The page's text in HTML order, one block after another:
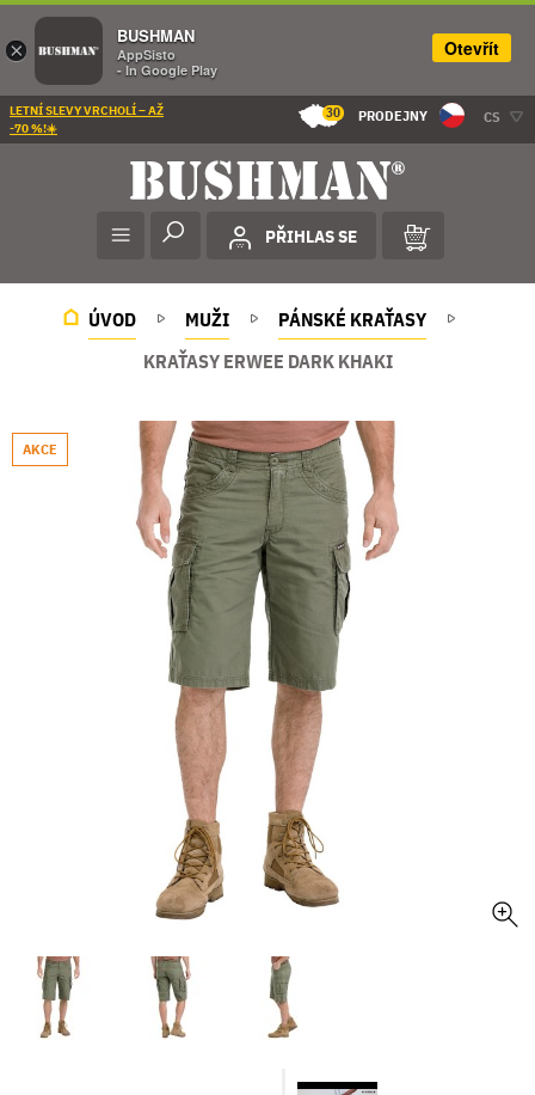
LETNÍ SLEVY VRCHOLÍ – AŽ
-70 %!☀️
30 PRODEJNY CS
PŘIHLAS SE
ÚVOD MUŽI
PÁNSKÉ KRAŤASY
KRAŤASY ERWEE DARK KHAKI
AKCE
×
BUSHMAN
AppSisto
- In Google Play
Otevřít